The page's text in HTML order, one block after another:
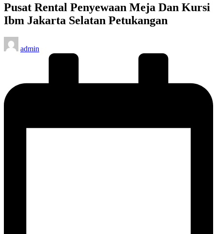
Pusat Rental Penyewaan Meja Dan Kursi
Ibm Jakarta Selatan Petukangan
Posted
by
admin